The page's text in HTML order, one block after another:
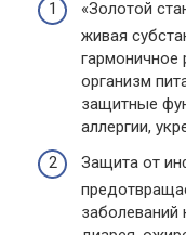
«Золотой
живая
гармоничное
организм
защитные
аллергии,
Защита от
заболеваний